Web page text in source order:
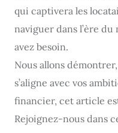
qui captivera les
naviguer dans l’ère
avez besoin.
Nous allons
s’aligne avec vos
financier, cet article
Rejoignez-nous dans